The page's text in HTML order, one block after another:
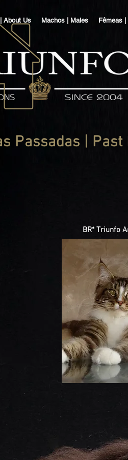
About Us Machos | Males Fêmeas
Passadas |
BR* Triunfo
BR* Triunfo Donna